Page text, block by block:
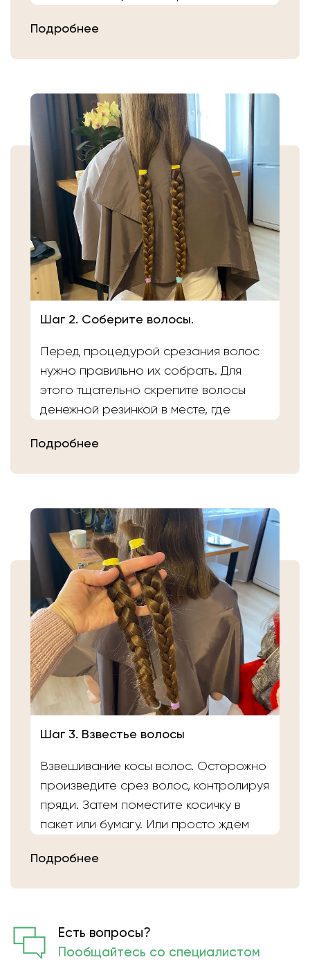
Затем плотно закрепите волосы
самостоятельно, то косичку
аккуратно уложите в пакет или бумагу.
Или просто приходите в салон «Банк
Волос».
Подробнее
Шаг 2. Соберите волосы.
Перед процедурой срезания волос
нужно правильно их собрать. Для
этого тщательно скрепите волосы
денежной резинкой в месте, где
Подробнее
Шаг 3. Взвестье волосы
Взвешивание косы волос. Осторожно
произведите срез волос, контролируя
пряди. Затем поместите косичку в
пакет или бумагу. Или просто ждём
мастера выполнят срез волос и
Подробнее
Есть вопросы?
Пообщайтесь со специалистом